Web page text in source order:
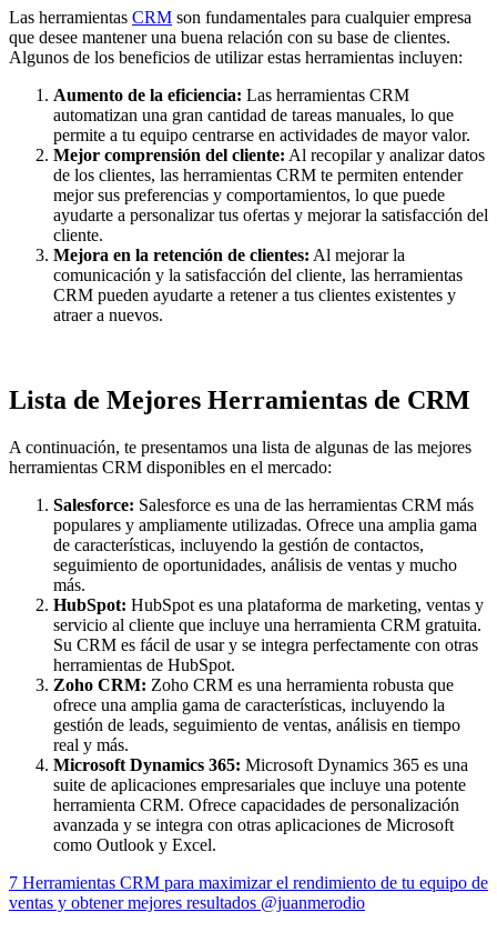
Las herramientas CRM son fundamentales para cualquier empresa
que desee mantener una buena relación con su base de clientes.
Algunos de los beneficios de utilizar estas herramientas incluyen:
Aumento de la eficiencia: Las herramientas CRM
automatizan una gran cantidad de tareas manuales, lo que
permite a tu equipo centrarse en actividades de mayor valor.
Mejor comprensión del cliente: Al recopilar y analizar datos
de los clientes, las herramientas CRM te permiten entender
mejor sus preferencias y comportamientos, lo que puede
ayudarte a personalizar tus ofertas y mejorar la satisfacción del
cliente.
Mejora en la retención de clientes: Al mejorar la
comunicación y la satisfacción del cliente, las herramientas
CRM pueden ayudarte a retener a tus clientes existentes y
atraer a nuevos.
Lista de Mejores Herramientas de CRM
A continuación, te presentamos una lista de algunas de las mejores
herramientas CRM disponibles en el mercado:
Salesforce: Salesforce es una de las herramientas CRM más
populares y ampliamente utilizadas. Ofrece una amplia gama
de características, incluyendo la gestión de contactos,
seguimiento de oportunidades, análisis de ventas y mucho
más.
HubSpot: HubSpot es una plataforma de marketing, ventas y
servicio al cliente que incluye una herramienta CRM gratuita.
Su CRM es fácil de usar y se integra perfectamente con otras
herramientas de HubSpot.
Zoho CRM: Zoho CRM es una herramienta robusta que
ofrece una amplia gama de características, incluyendo la
gestión de leads, seguimiento de ventas, análisis en tiempo
real y más.
Microsoft Dynamics 365: Microsoft Dynamics 365 es una
suite de aplicaciones empresariales que incluye una potente
herramienta CRM. Ofrece capacidades de personalización
avanzada y se integra con otras aplicaciones de Microsoft
como Outlook y Excel.
7 Herramientas CRM para maximizar el rendimiento de tu equipo de
ventas y obtener mejores resultados @juanmerodio